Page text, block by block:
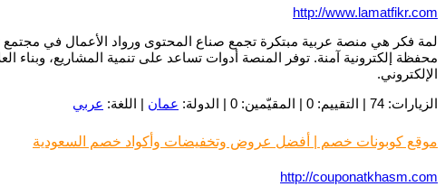
http://www.lamatfikr.com
لمة فكر هي منصة عربية مبتكرة تجمع صناع المحتوى ورواد الأعمال في مجتمع
محفظة إلكترونية آمنة. توفر المنصة أدوات تساعد على تنمية المشاريع، وبناء
الإلكتروني.
الزيارات: 74 | التقييم: 0 | المقيّمين: 0 | الدولة:
عمان | اللغة: عربي
موقع كوبونات خصم | أفضل عروض وتخفيضات وأكواد خصم السعودية
http://couponatkhasm.com